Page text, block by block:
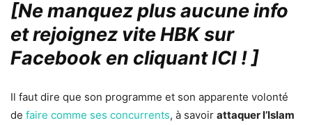
[Ne manquez plus aucune info
et rejoignez vite HBK sur
Facebook en cliquant ICI !]
Il faut dire que son programme et son apparente volonté
de faire comme ses concurrents, à savoir attaquer l’Islam